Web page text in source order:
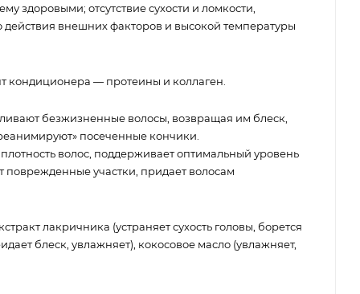
здоровыми; отсутствие сухости и ломкости,
действия внешних факторов и высокой температуры
кондиционера — протеины и коллаген.
безжизненные волосы, возвращая им блеск,
посеченные кончики.
волос, поддерживает оптимальный уровень
поврежденные участки, придает волосам
лакричника (устраняет сухость головы, борется
блеск, увлажняет), кокосовое масло (увлажняет,